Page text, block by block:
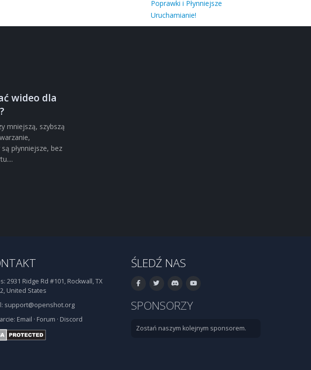
Poprawki i Płynniejsze
Uruchamianie!
wideo dla
mniejszą, szybszą
płynniejsze, bez
2931 Ridge Rd #101, Rockwall, TX
United States
support@openshot.org
Email · Forum · Discord
ŚLEDŹ NAS
SPONSORZY
Zostań naszym kolejnym sponsorem.